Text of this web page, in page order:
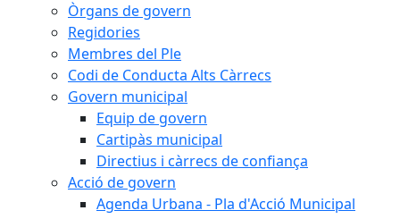
Òrgans de govern
Regidories
Membres del Ple
Codi de Conducta Alts Càrrecs
Govern municipal
Equip de govern
Cartipàs municipal
Directius i càrrecs de confiança
Acció de govern
Agenda Urbana - Pla d'Acció Municipal